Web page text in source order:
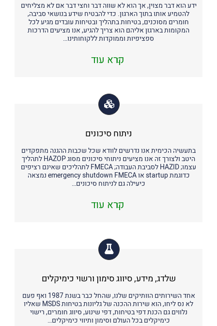
ידע הוא דבר מצוין, אך הוא לא שווה דבר וחצי דבר אם לא מצליחים
להטמיע אותו בתוך הארגון. כדי להבטיח שידע בנושאי סביבה,
חומרים מסוכנים, בטיחות בתהליך ובטיחות עובדים מגיע לכל
המקומות בארגון אליהם הוא צריך להגיע, אנו מציעים הדרכות
ספציפיות וממוקדות ללקוחותינו…
קרא עוד
ניתוח סיכונים
בתעשיה הכימית אנו נדרשים לוודא שכל שכבות ההגנה מתפקדים
היטב ולצורך זה אנו מציעים ניתוחי סיכונים מסוג HAZOP לתהליך
עצמו; HAZID לסביבת העבודה; FMECA לתהליכים שאינם רציפים
כדוגמת startup או emergency shutdown FMECA נמצאה
כיעילה גם לניתוח סיכונים…
קרא עוד
שלדג, מידע, סיווג סימון ורשוי כימיקלים
אחד השירותים הוותיקים שלנו, שהחל כבר בשנת 1987 ואף פעם
לא נס ליחו, הוא שירות ההכנה של גליונות בטיחות MSDS שאליו
נלווים גם הכנת דפי בטיחות, דפי שינוע, סיווג חומרים, רישוי
כימיקלים בכל העולם וסימון ותיווי כימיקלים…